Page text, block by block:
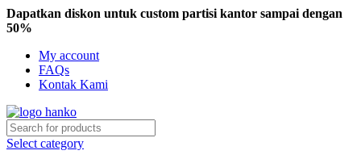
Dapatkan diskon untuk custom partisi kantor sampai dengan
50%
My account
FAQs
Kontak Kami
Select category